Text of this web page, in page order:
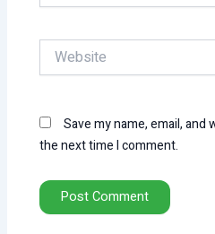
Website
Save my name, email,
the next time I comment.